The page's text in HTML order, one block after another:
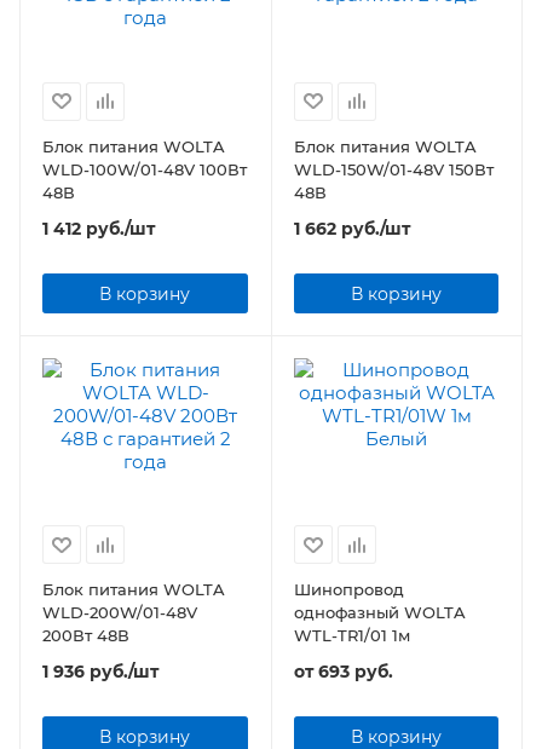
Блок питания WOLTA
WLD-100W/01-48V 100Вт
48В
1 412 руб./шт
В корзину
Блок питания WOLTA
WLD-150W/01-48V 150Вт
48В
1 662руб./шт
В корзину
Блок питания WOLTA
WLD-200W/01-48V
200Вт 48В
1 936 руб./шт
В корзину
Шинопровод
однофазный WOLTA
WTL-TR1/01 1м
от693 руб.
В корзину